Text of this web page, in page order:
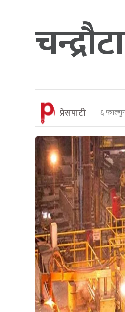
प्रेसपाटी ६